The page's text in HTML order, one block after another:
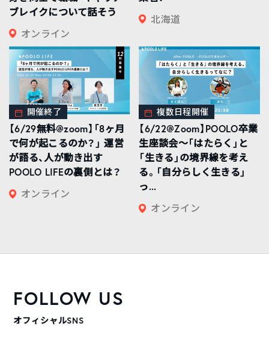
ブレイクについて話そう
オンライン
北海道
開催終了
【6/29無料@zoom】「8ヶ月
で何が起こるのか？」 運営
が語る、人が動き出す
POOLO LIFEの裏側とは？
オンライン
複数日程開催
【6/22@Zoom】POOLO卒業
生座談会〜「はたらく」と
「生きる」の境界線を考え
る。「自分らしく生きる」
っ...
オンライン
FOLLOW US
オフィシャルSNS